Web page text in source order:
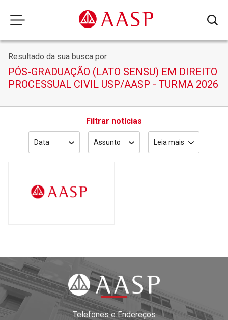
Resultado da sua busca por
PÓS-GRADUAÇÃO (LATO SENSU) EM DIREITO
PROCESSUAL CIVIL USP/AASP - TURMA 2026
Filtrar notícias
Data Assunto Leia mais
Telefones e Endereços